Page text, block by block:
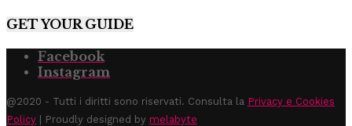
GET YOUR GUIDE
Facebook
Instagram
@2020 - Tutti i diritti sono riservati. Consulta la Privacy e Cookies
Policy | Proudly designed by melabyte